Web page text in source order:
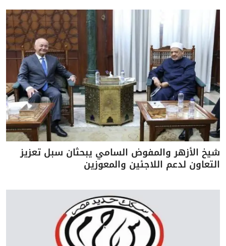
شيخ الأزهر والمفوض السامي يبحثان سبل تعزيز
التعاون لدعم اللاجئين والمعوزين